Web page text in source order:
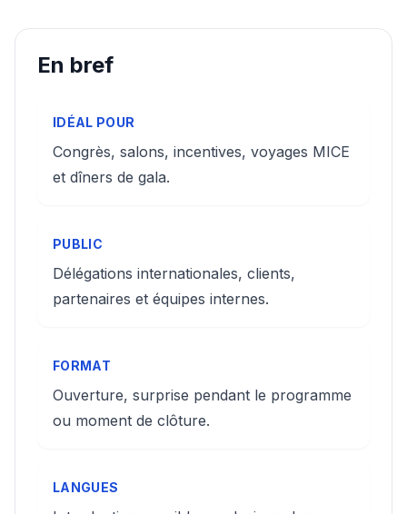
En bref
IDÉAL POUR
Congrès, salons, incentives, voyages MICE
et dîners de gala.
PUBLIC
Délégations internationales, clients,
partenaires et équipes internes.
FORMAT
Ouverture, surprise pendant le programme
ou moment de clôture.
LANGUES